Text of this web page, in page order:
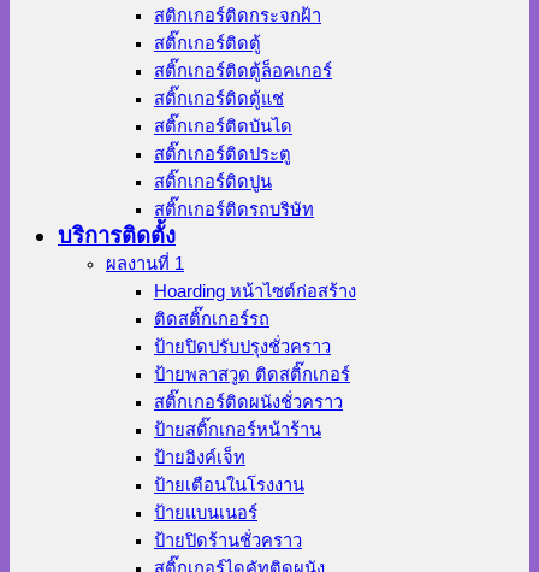
สติกเกอร์ติดกระจกฝ้า
สติ๊กเกอร์ติดตู้
สติ๊กเกอร์ติดตู้ล็อคเกอร์
สติ๊กเกอร์ติดตู้แช่
สติ๊กเกอร์ติดบันได
สติ๊กเกอร์ติดประตู
สติ๊กเกอร์ติดปูน
สติ๊กเกอร์ติดรถบริษัท
บริการติดตั้ง
ผลงานที่ 1
Hoarding หน้าไซต์ก่อสร้าง
ติดสติ๊กเกอร์รถ
ป้ายปิดปรับปรุงชั่วคราว
ป้ายพลาสวูด ติดสติ๊กเกอร์
สติ๊กเกอร์ติดผนังชั่วคราว
ป้ายสติ๊กเกอร์หน้าร้าน
ป้ายอิงค์เจ็ท
ป้ายเตือนในโรงงาน
ป้ายแบนเนอร์
ป้ายปิดร้านชั่วคราว